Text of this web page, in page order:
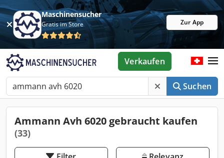
Maschinensucher
Gratis im Store Zur App
Suchen
Verkaufen
Ammann Avh 6020 gebraucht kaufen
(33)